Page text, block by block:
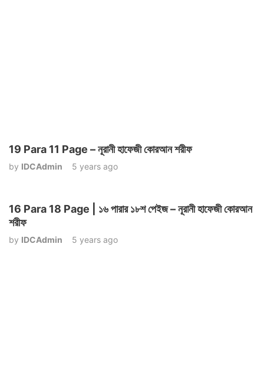
19 Para 11 Page – নূরানী হাফেজী কোরআন শরীফ
by IDCAdmin 5 years ago
16 Para 18 Page | ১৬ পারার ১৮শ পেইজ – নূরানী হাফেজী কোরআন
শরীফ
by IDCAdmin 5 years ago